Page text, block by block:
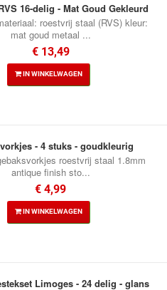
16-delig - Mat Goud Gekleurd
roestvrij staal (RVS) kleur:
mat goud metaal ...
€ 13,49
IN WINKELWAGEN
- 4 stuks - goudkleurig
roestvrij staal 1.8mm
antique finish sto...
€ 4,99
IN WINKELWAGEN
Limoges - 24 delig - glans